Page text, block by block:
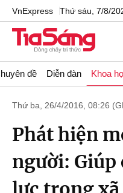
VnExpress Thứ sáu, 7/8/
đề Diễn đàn Khoa
Thứ ba, 26/4/2016, 08:26
Phát hiện
người: Giúp